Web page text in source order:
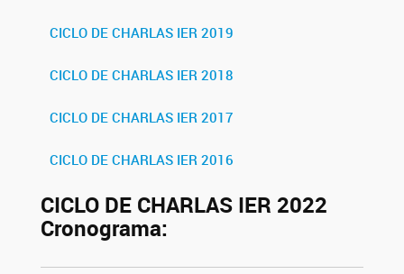
CICLO DE CHARLAS IER 2019
CICLO DE CHARLAS IER 2018
CICLO DE CHARLAS IER 2017
CICLO DE CHARLAS IER 2016
CICLO DE CHARLAS IER 2022
Cronograma: